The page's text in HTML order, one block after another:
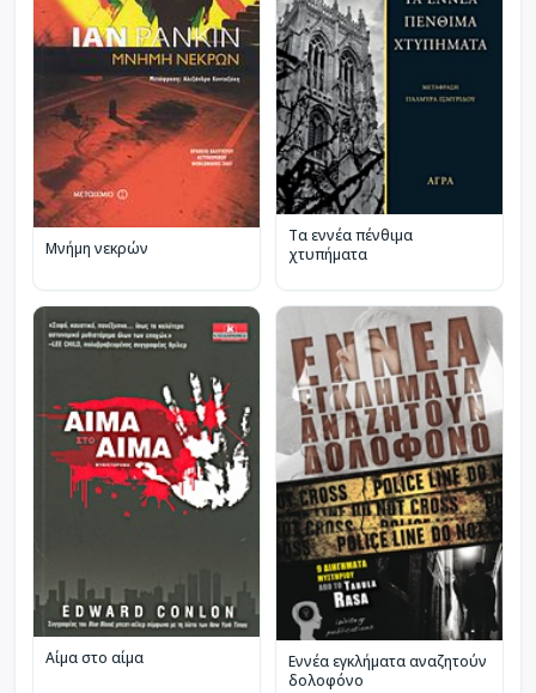
Μνήμη νεκρών
Τα εννέα πένθιμα
χτυπήματα
Αίμα στο αίμα
Εννέα εγκλήματα αναζητούν
δολοφόνο